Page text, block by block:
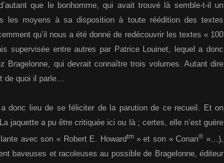
que le bonhomme, qui avait trouvé là semble-t-il un
les moyens à sa disposition à toute réédition des textes
qu’il nous a été donné de redécouvrir les textes « 100
supervisée entre autres par Patrice Louinet, lequel a donc
Bragelonne, qui devrait connaître trois volumes. Autant dire
de quoi il parle…
donc lieu de se féliciter de la parution de ce recueil. Et on
jaquette a pu être critiquée ici ou là ; certes, elle n’est guère
avec son « Robert E. Howardtm » et son « Conan® »…),
baveuses et racoleuses au possible de Bragelonne, éditeur